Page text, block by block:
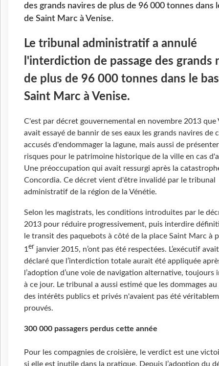
des grands navires de plus de 96 000 tonnes dans
de Saint Marc à Venise.
Le tribunal administratif a annulé
l'interdiction de passage des grands
de plus de 96 000 tonnes dans le
Saint Marc à Venise.
C'est par décret gouvernemental en novembre 2013 que
avait essayé de bannir de ses eaux les grands navires de
accusés d'endommager la lagune, mais aussi de
risques pour le patrimoine historique de la ville en cas
Une préoccupation qui avait ressurgi après la
Concordia. Ce décret vient d'être invalidé par le tribunal
administratif de la région de la Vénétie.
Selon les magistrats, les conditions introduites par le
2013 pour réduire progressivement, puis interdire
le transit des paquebots à côté de la place Saint Marc à
1er janvier 2015, n’ont pas été respectées. L’exécutif
déclaré que l’interdiction totale aurait été appliquée
l’adoption d’une voie de navigation alternative, toujours
à ce jour. Le tribunal a aussi estimé que les dommages
des intérêts publics et privés n'avaient pas été
prouvés.
300 000 passagers perdus cette année
Pour les compagnies de croisière, le verdict est une
si elle est inutile dans la pratique. Depuis l’adoption du